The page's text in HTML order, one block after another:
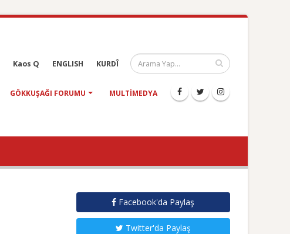
Kaos Q ENGLISH KURDÎ
GÖKKUŞAĞI FORUMU MULTIMEDYA
Facebook'da Paylaş
Twitter'da Paylaş